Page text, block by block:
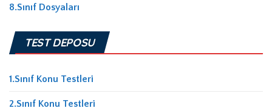
8.Sınıf Dosyaları
TEST DEPOSU
1.Sınıf Konu Testleri
2.Sınıf Konu Testleri